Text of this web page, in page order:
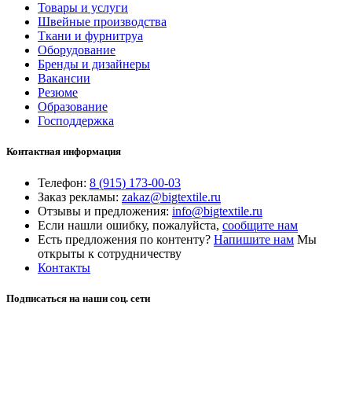
Товары и услуги
Швейные производства
Ткани и фурнитруа
Оборудование
Бренды и дизайнеры
Вакансии
Резюме
Образование
Господдержка
Контактная информация
Телефон: 8 (915) 173-00-03
Заказ рекламы: zakaz@bigtextile.ru
Отзывы и предложения: info@bigtextile.ru
Если нашли ошибку, пожалуйста, сообщите нам
Есть предложения по контенту? Напишите нам Мы
открыты к сотрудничеству
Контакты
Подписаться на наши соц. сети